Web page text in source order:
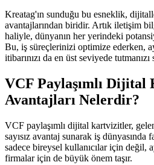
Kreatag'ın sunduğu bu esneklik,
avantajlarından biridir. Artık iletişim
haliyle, dünyanın her yerindeki
Bu, iş süreçlerinizi optimize ederken,
itibarınızı da en üst seviyede tutmanızı
VCF Paylaşımlı
Avantajları Nelerdir?
VCF paylaşımlı dijital kartvizitler,
sayısız avantaj sunarak iş dünyasında
sadece bireysel kullanıcılar için değil,
firmalar için de büyük önem taşır.